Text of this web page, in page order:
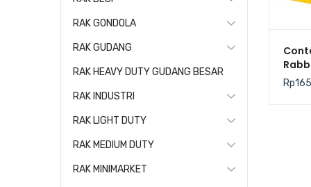
Rp
RAK GONDOLA
RAK GUDANG
RAK HEAVY DUTY GUDANG BESAR
RAK INDUSTRI
RAK LIGHT DUTY
RAK MEDIUM DUTY
RAK MINIMARKET